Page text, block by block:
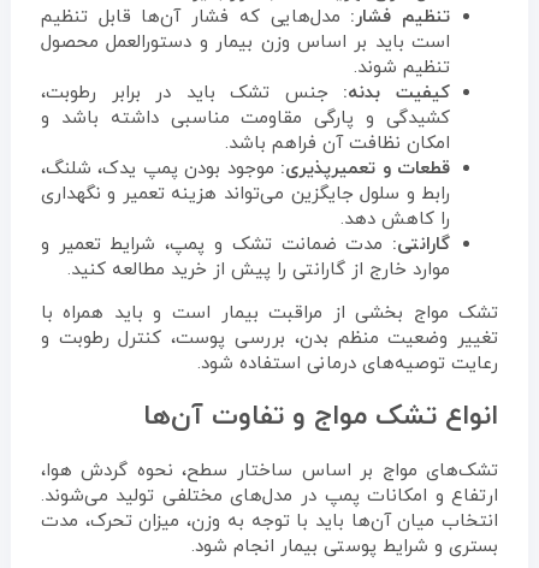
تنظیم فشار: مدل‌هایی که فشار آن‌ها قابل تنظیم
است باید بر اساس وزن بیمار و دستورالعمل محصول
تنظیم شوند.
کیفیت بدنه: جنس تشک باید در برابر رطوبت،
کشیدگی و پارگی مقاومت مناسبی داشته باشد و
امکان نظافت آن فراهم باشد.
قطعات و تعمیرپذیری: موجود بودن پمپ یدک، شلنگ،
رابط و سلول جایگزین می‌تواند هزینه تعمیر و نگهداری
را کاهش دهد.
گارانتی: مدت ضمانت تشک و پمپ، شرایط تعمیر و
موارد خارج از گارانتی را پیش از خرید مطالعه کنید.
تشک مواج بخشی از مراقبت بیمار است و باید همراه با
تغییر وضعیت منظم بدن، بررسی پوست، کنترل رطوبت و
رعایت توصیه‌های درمانی استفاده شود.
انواع تشک مواج و تفاوت آن‌ها
تشک‌های مواج بر اساس ساختار سطح، نحوه گردش هوا،
ارتفاع و امکانات پمپ در مدل‌های مختلفی تولید می‌شوند.
انتخاب میان آن‌ها باید با توجه به وزن، میزان تحرک، مدت
بستری و شرایط پوستی بیمار انجام شود.